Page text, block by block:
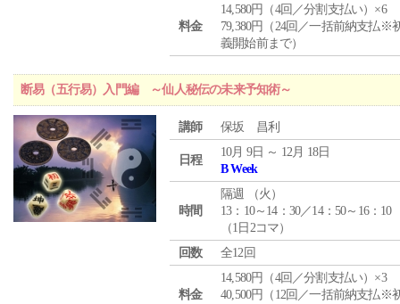
料金
14,580円（4回／分割支払い）×6
79,380円（24回／一括前納支払※
義開始前まで）
断易（五行易）入門編 ～仙人秘伝の未来予知術～
講師 保坂 昌利
日程
10月 9日 ～ 12月 18日
B Week
時間
隔週 （火 ）
13：10～14：30／14：50～16：10
（1日2コマ）
回数
全12回
料金
14,580円（4回／分割支払い）×3
40,500円（12回／一括前納支払※